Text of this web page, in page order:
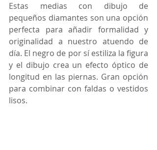
Estas medias con dibujo de
pequeños diamantes son una opción
perfecta para añadir formalidad y
originalidad a nuestro atuendo de
día. El negro de por sí estiliza la figura
y el dibujo crea un efecto óptico de
longitud en las piernas. Gran opción
para combinar con faldas o vestidos
lisos.